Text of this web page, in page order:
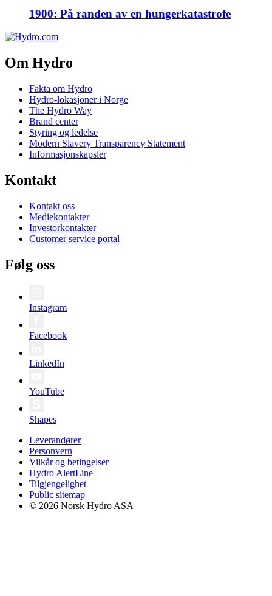
1900: På randen av en hungerkatastrofe
Om Hydro
Fakta om Hydro
Hydro-lokasjoner i Norge
The Hydro Way
Brand center
Styring og ledelse
Modern Slavery Transparency Statement
Informasjonskapsler
Kontakt
Kontakt oss
Mediekontakter
Investorkontakter
Customer service portal
Følg oss
Instagram
Facebook
LinkedIn
YouTube
Shapes
Leverandører
Personvern
Vilkår og betingelser
Hydro AlertLine
Tilgjengelighet
Public sitemap
© 2026 Norsk Hydro ASA